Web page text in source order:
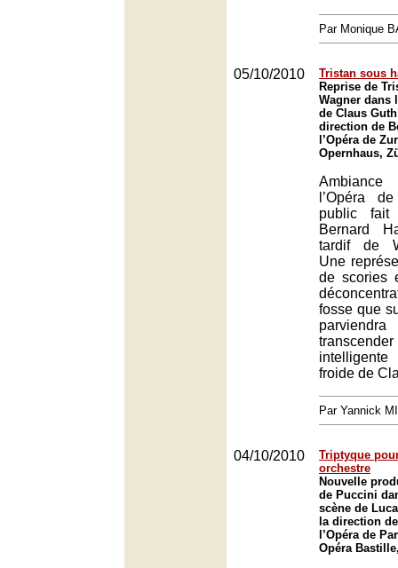
Par Monique
05/10/2010
Tristan sous
Reprise de
Wagner dans
de Claus
direction de
l’Opéra de
Opernhaus,
l’Opéra
public
Bernard
tardif de
Une
de scories
fosse que
froide de
Par Yannick
04/10/2010
Triptyque
orchestre
Nouvelle
de Puccini
scène de
la direction
l’Opéra de
Opéra